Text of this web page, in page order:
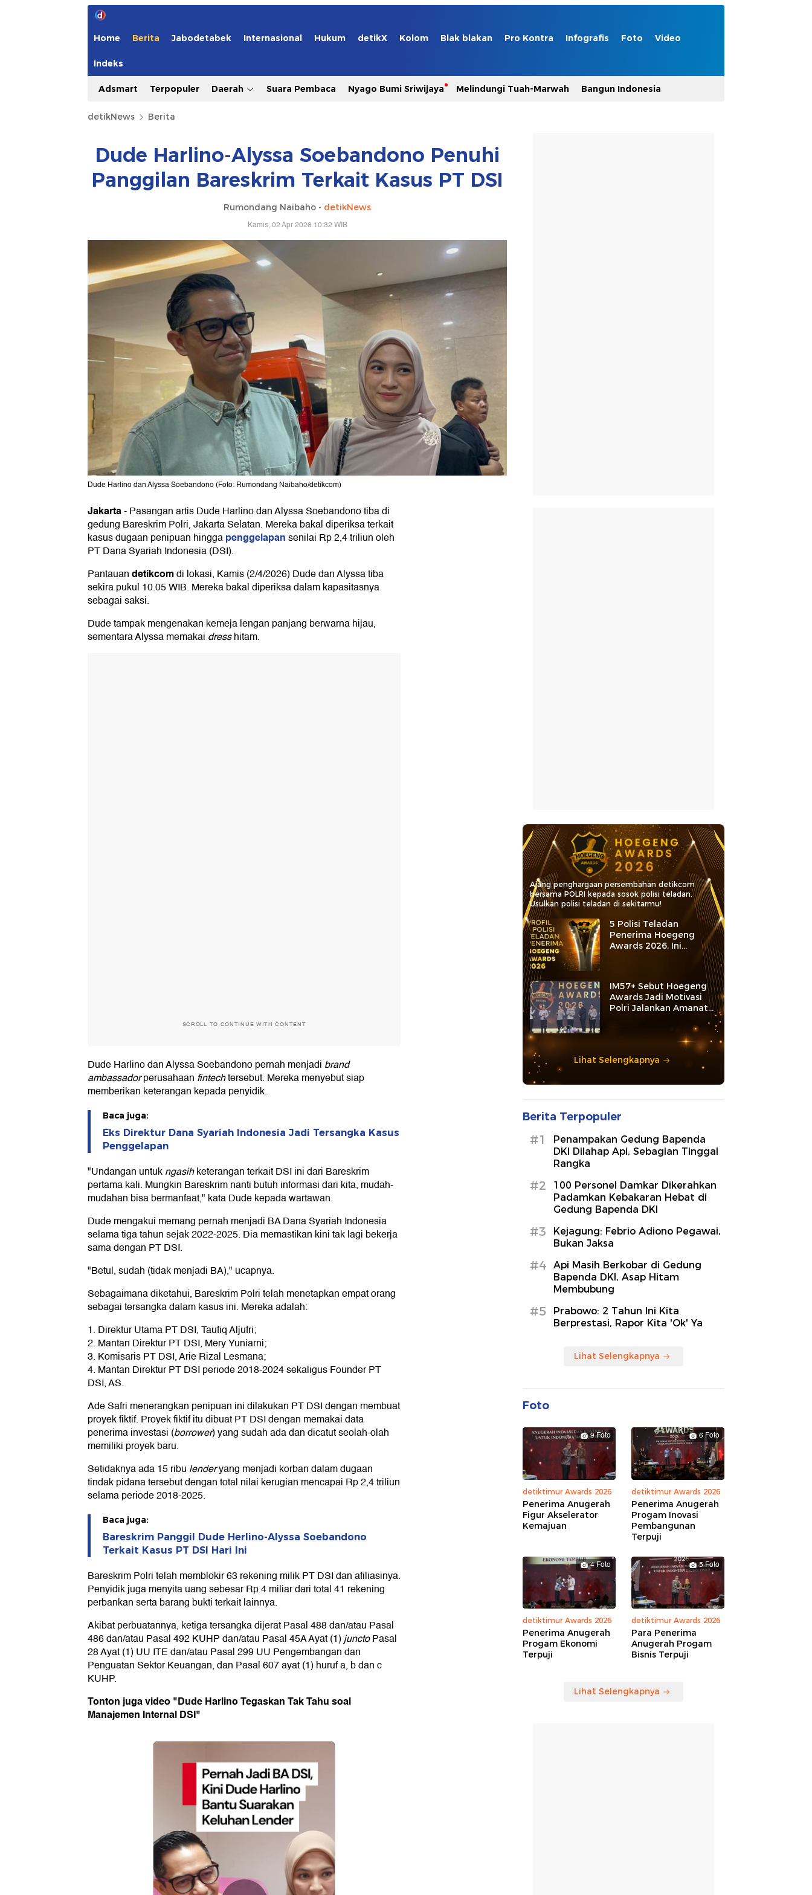
Home Berita Jabodetabek Internasional Hukum detikX Kolom Blak blakan Pro Kontra Infografis Foto Video
Indeks
Adsmart Terpopuler Daerah Suara Pembaca Nyago Bumi Sriwijaya Melindungi Tuah-Marwah Bangun Indonesia
detikNews Berita
Dude Harlino-Alyssa Soebandono Penuhi
Panggilan Bareskrim Terkait Kasus PT DSI
Rumondang Naibaho - detikNews
Kamis, 02 Apr 2026 10:32 WIB
Dude Harlino dan Alyssa Soebandono (Foto: Rumondang Naibaho/detikcom)
Jakarta-Pasangan artis Dude Harlino dan Alyssa Soebandono tiba di
gedung Bareskrim Polri, Jakarta Selatan. Mereka bakal diperiksa terkait
kasus dugaan penipuan hinggapenggelapansenilai Rp 2,4 triliun oleh
PT Dana Syariah Indonesia (DSI).
Pantauandetikcomdi lokasi, Kamis (2/4/2026) Dude dan Alyssa tiba
sekira pukul 10.05 WIB. Mereka bakal diperiksa dalam kapasitasnya
sebagai saksi.
Dude tampak mengenakan kemeja lengan panjang berwarna hijau,
sementara Alyssa memakai dresshitam.
SCROLL TO CONTINUE WITH CONTENT
Dude Harlino dan Alyssa Soebandono pernah menjadi brand
ambassadorperusahaan fintechtersebut. Mereka menyebut siap
memberikan keterangan kepada penyidik.
Baca juga:
Eks Direktur Dana Syariah Indonesia Jadi Tersangka Kasus
Penggelapan
"Undangan untukngasihketerangan terkait DSI ini dari Bareskrim
pertama kali. Mungkin Bareskrim nanti butuh informasi dari kita, mudah-
mudahan bisa bermanfaat," kata Dude kepada wartawan.
Dude mengakui memang pernah menjadi BA Dana Syariah Indonesia
selama tiga tahun sejak 2022-2025. Dia memastikan kini tak lagi bekerja
sama dengan PT DSI.
"Betul, sudah (tidak menjadi BA)," ucapnya.
Sebagaimana diketahui, Bareskrim Polri telah menetapkan empat orang
sebagai tersangka dalam kasus ini. Mereka adalah:
1. Direktur Utama PT DSI, Taufiq Aljufri;
2. Mantan Direktur PT DSI, Mery Yuniarni;
3. Komisaris PT DSI, Arie Rizal Lesmana;
4. Mantan Direktur PT DSI periode 2018-2024 sekaligus Founder PT
DSI, AS.
Ade Safri menerangkan penipuan ini dilakukan PT DSI dengan membuat
proyek fiktif. Proyek fiktif itu dibuat PT DSI dengan memakai data
penerima investasi (borrower) yang sudah ada dan dicatut seolah-olah
memiliki proyek baru.
Setidaknya ada 15 ribu lenderyang menjadi korban dalam dugaan
tindak pidana tersebut dengan total nilai kerugian mencapai Rp 2,4 triliun
selama periode 2018-2025.
Baca juga:
Bareskrim Panggil Dude Herlino-Alyssa Soebandono
Terkait Kasus PT DSI Hari Ini
Bareskrim Polri telah memblokir 63 rekening milik PT DSI dan afiliasinya.
Penyidik juga menyita uang sebesar Rp 4 miliar dari total 41 rekening
perbankan serta barang bukti terkait lainnya.
Akibat perbuatannya, ketiga tersangka dijerat Pasal 488 dan/atau Pasal
486 dan/atau Pasal 492 KUHP dan/atau Pasal 45A Ayat (1)junctoPasal
28 Ayat (1) UU ITE dan/atau Pasal 299 UU Pengembangan dan
Penguatan Sektor Keuangan, dan Pasal 607 ayat (1) huruf a, b dan c
KUHP.
Tonton juga video "Dude Harlino Tegaskan Tak Tahu soal
Manajemen Internal DSI"
Ajang penghargaan persembahan detikcom
bersama POLRI kepada sosok polisi teladan.
Usulkan polisi teladan di sekitarmu!
5 Polisi Teladan
Penerima Hoegeng
Awards 2026, Ini
Kategori dan Kiprahnya
IM57+ Sebut Hoegeng
Awards Jadi Motivasi
Polri Jalankan Amanat
Lihat Selengkapnya
Berita Terpopuler
#1
Penampakan Gedung Bapenda
DKI Dilahap Api, Sebagian Tinggal
Rangka
#2
100 Personel Damkar Dikerahkan
Padamkan Kebakaran Hebat di
Gedung Bapenda DKI
#3
Kejagung: Febrio Adiono Pegawai,
Bukan Jaksa
#4
Api Masih Berkobar di Gedung
Bapenda DKI, Asap Hitam
Membubung
#5
Prabowo: 2 Tahun Ini Kita
Berprestasi, Rapor Kita 'Ok' Ya
Lihat Selengkapnya
Foto
9 Foto
detiktimur Awards 2026
Penerima Anugerah
Figur Akselerator
Kemajuan
6 Foto
detiktimur Awards 2026
Penerima Anugerah
Progam Inovasi
Pembangunan
Terpuji
4 Foto
detiktimur Awards 2026
Penerima Anugerah
Progam Ekonomi
Terpuji
5 Foto
detiktimur Awards 2026
Para Penerima
Anugerah Progam
Bisnis Terpuji
Lihat Selengkapnya